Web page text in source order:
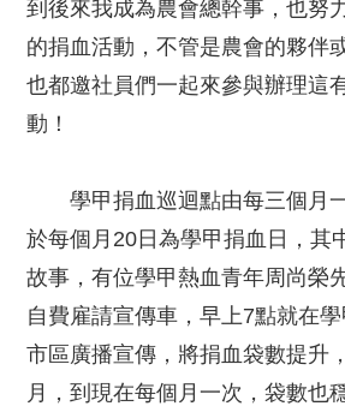
到後來我成為農會總幹事，也努
的捐血活動，不管是農會的夥伴
也都邀社員們一起來參與辦理這
動！
學甲捐血巡迴點由每三個月
於每個月20日為學甲捐血日，其
故事，有位學甲熱血青年周尚榮
自費雇請宣傳車，早上7點就在
市區廣播宣傳，將捐血袋數提升
月，到現在每個月一次，袋數也